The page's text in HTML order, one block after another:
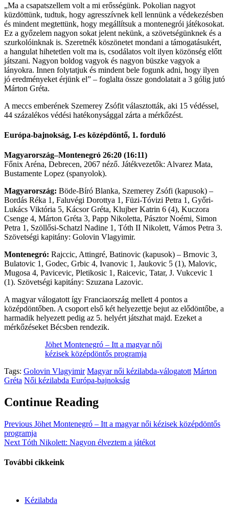
„Ma a csapatszellem volt a mi erősségünk. Pokolian nagyot
küzdöttünk, tudtuk, hogy agresszívnek kell lennünk a védekezésben
és mindent megtettünk, hogy megállítsuk a montenegrói játékosokat.
Ez a győzelem nagyon sokat jelent nekünk, a szövetségünknek és a
szurkolóinknak is. Szeretnék köszönetet mondani a támogatásukért,
a hangulat hihetetlen volt ma is, csodálatos volt ilyen közönség előtt
játszani. Nagyon boldog vagyok és nagyon büszke vagyok a
lányokra. Innen folytatjuk és mindent bele fogunk adni, hogy ilyen
jó eredményeket érjünk el” – foglalta össze gondolatait a 3 gólig jutó
Márton Gréta.
A meccs emberének Szemerey Zsófit választották, aki 15 védéssel,
44 százalékos védési hatékonysággal zárta a mérkőzést.
Európa-bajnokság, I-es középdöntő, 1. forduló
Magyarország–Montenegró 26:20 (16:11)
Főnix Aréna, Debrecen, 2067 néző. Játékvezetők: Alvarez Mata,
Bustamente Lopez (spanyolok).
Magyarország: Böde-Bíró Blanka, Szemerey Zsófi (kapusok) –
Bordás Réka 1, Faluvégi Dorottya 1, Füzi-Tóvizi Petra 1, Győri-
Lukács Viktória 5, Kácsor Gréta, Klujber Katrin 6 (4), Kuczora
Csenge 4, Márton Gréta 3, Papp Nikoletta, Pásztor Noémi, Simon
Petra 1, Szöllősi-Schatzl Nadine 1, Tóth II Nikolett, Vámos Petra 3.
Szövetségi kapitány: Golovin Vlagyimir.
Montenegró: Rajccic, Attingré, Batinovic (kapusok) – Brnovic 3,
Bulatovic 1, Godec, Grbic 4, Ivanovic 1, Jaukovic 5 (1), Malovic,
Mugosa 4, Pavicevic, Pletikosic 1, Raicevic, Tatar, J. Vukcevic 1
(1). Szövetségi kapitány: Szuzana Lazovic.
A magyar válogatott így Franciaország mellett 4 pontos a
középdöntőben. A csoport első két helyezettje bejut az elődöntőbe, a
harmadik helyezett pedig az 5. helyért játszhat majd. Ezeket a
mérkőzéseket Bécsben rendezik.
Jöhet Montenegró – Itt a magyar női
kézisek középdöntős programja
Tags: Golovin Vlagyimir Magyar női kézilabda-válogatott Márton
Gréta Női kézilabda Európa-bajnokság
Continue Reading
Previous Jöhet Montenegró – Itt a magyar női kézisek középdöntős
programja
Next Tóth Nikolett: Nagyon élveztem a játékot
További cikkeink
Kézilabda